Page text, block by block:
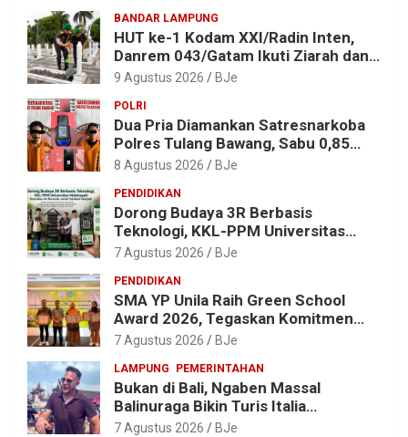
BANDAR LAMPUNG
HUT ke-1 Kodam XXI/Radin Inten,
Danrem 043/Gatam Ikuti Ziarah dan
Bakti Kesehatan
9 Agustus 2026 BJe
POLRI
Dua Pria Diamankan Satresnarkoba
Polres Tulang Bawang, Sabu 0,85
Gram dan Alat Hisap Disita
8 Agustus 2026 BJe
PENDIDIKAN
Dorong Budaya 3R Berbasis
Teknologi, KKL-PPM Universitas
Malahayati Kenalkan AI Barcode
7 Agustus 2026 BJe
PENDIDIKAN
SMA YP Unila Raih Green School
Award 2026, Tegaskan Komitmen
Wujudkan Sekolah Ramah
7 Agustus 2026 BJe
LAMPUNG PEMERINTAHAN
Bukan di Bali, Ngaben Massal
Balinuraga Bikin Turis Italia
Terpukau, Puluhan Ribu Orang Ikut
7 Agustus 2026 BJe